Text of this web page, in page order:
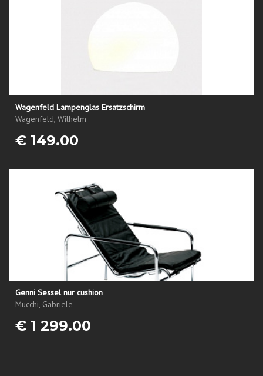
Wagenfeld Lampenglas Ersatzschirm
Wagenfeld, Wilhelm
€ 149.00
Genni Sessel nur cushion
Mucchi, Gabriele
€ 1 299.00